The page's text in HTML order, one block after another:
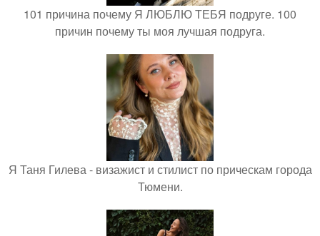
101 причина почему Я ЛЮБЛЮ ТЕБЯ подруге. 100
причин почему ты моя лучшая подруга.
Я Таня Гилева - визажист и стилист по прическам города
Тюмени.